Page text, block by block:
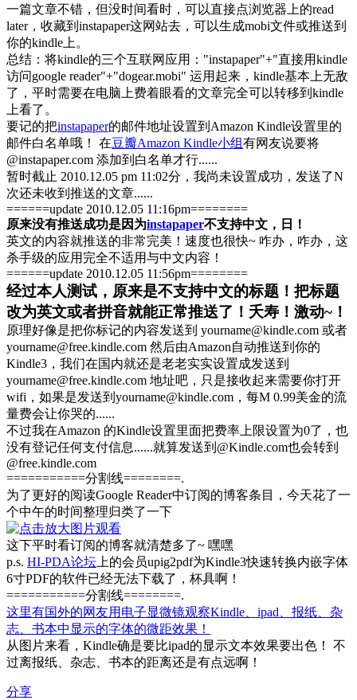
一篇文章不错，但没时间看时，可以直接点浏览器上的read
later，收藏到instapaper这网站去，可以生成mobi文件或推送到
你的kindle上。
总结：将kindle的三个互联网应用："instapaper"+"直接用kindle
访问google reader"+"dogear.mobi" 运用起来，kindle基本上无敌
了，平时需要在电脑上费着眼看的文章完全可以转移到kindle
上看了。
要记的把instapaper的邮件地址设置到Amazon Kindle设置里的
邮件白名单哦！ 在豆瓣Amazon Kindle小组有网友说要将
@instapaper.com 添加到白名单才行......
暂时截止 2010.12.05 pm 11:02分，我尚未设置成功，发送了N
次还未收到推送的文章......
======update 2010.12.05 11:16pm========
原来没有推送成功是因为instapaper不支持中文，日！
英文的内容就推送的非常完美！速度也很快~ 咋办，咋办，这
杀手级的应用完全不适用与中文内容！
======update 2010.12.05 11:56pm========
经过本人测试，原来是不支持中文的标题！把标题
改为英文或者拼音就能正常推送了！夭寿！激动~！
原理好像是把你标记的内容发送到 yourname@kindle.com 或者
yourname@free.kindle.com 然后由Amazon自动推送到你的
Kindle3，我们在国内就还是老老实实设置成发送到
yourname@free.kindle.com 地址吧，只是接收起来需要你打开
wifi，如果是发送到yourname@kindle.com，每M 0.99美金的流
量费会让你哭的......
不过我在Amazon 的Kindle设置里面把费率上限设置为0了，也
没有登记任何支付信息......就算发送到@Kindle.com也会转到
@free.kindle.com
===========分割线========.
为了更好的阅读Google Reader中订阅的博客条目，今天花了一
个中午的时间整理归类了一下
这下平时看订阅的博客就清楚多了~ 嘿嘿
p.s. HI-PDA论坛 上的会员upig2pdf为Kindle3快速转换内嵌字体
6寸PDF的软件已经无法下载了，杯具啊！
===========分割线========.
这里有国外的网友用电子显微镜观察Kindle、ipad、报纸、杂
志、书本中显示的字体的微距效果！
从图片来看，Kindle确是要比ipad的显示文本效果要出色！ 不
过离报纸、杂志、书本的距离还是有点远啊！
分享